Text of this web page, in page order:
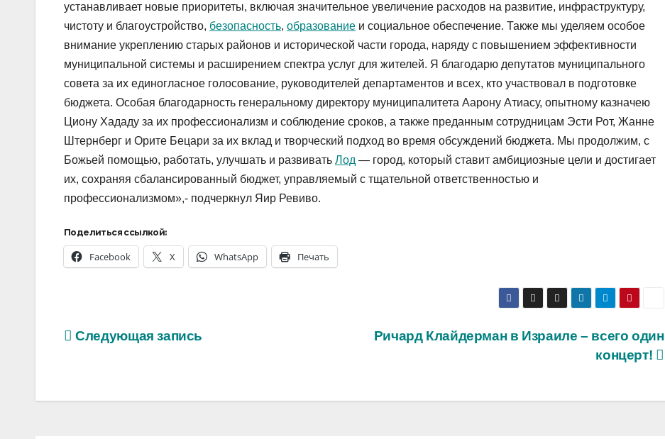
устанавливает новые приоритеты, включая значительное увеличение расходов на развитие, инфраструктуру,
чистоту и благоустройство, безопасность, образование и социальное обеспечение. Также мы уделяем особое
внимание укреплению старых районов и исторической части города, наряду с повышением эффективности
муниципальной системы и расширением спектра услуг для жителей. Я благодарю депутатов муниципального
совета за их единогласное голосование, руководителей департаментов и всех, кто участвовал в подготовке
бюджета. Особая благодарность генеральному директору муниципалитета Аарону Атиасу, опытному казначею
Циону Хададу за их профессионализм и соблюдение сроков, а также преданным сотрудницам Эсти Рот, Жанне
Штернберг и Орите Бецари за их вклад и творческий подход во время обсуждений бюджета. Мы продолжим, с
Божьей помощью, работать, улучшать и развивать Лод — город, который ставит амбициозные цели и достигает
их, сохраняя сбалансированный бюджет, управляемый с тщательной ответственностью и
профессионализмом»,- подчеркнул Яир Ревиво.
Поделиться ссылкой:
Facebook X WhatsApp Печать
Навигация
записям
Ричард Клайдерман в Израиле – всего один
концерт!
Следующая запись